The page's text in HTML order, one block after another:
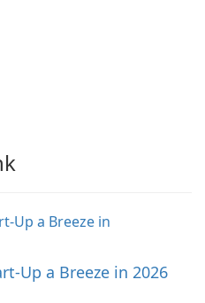
Up a Breeze in 2026